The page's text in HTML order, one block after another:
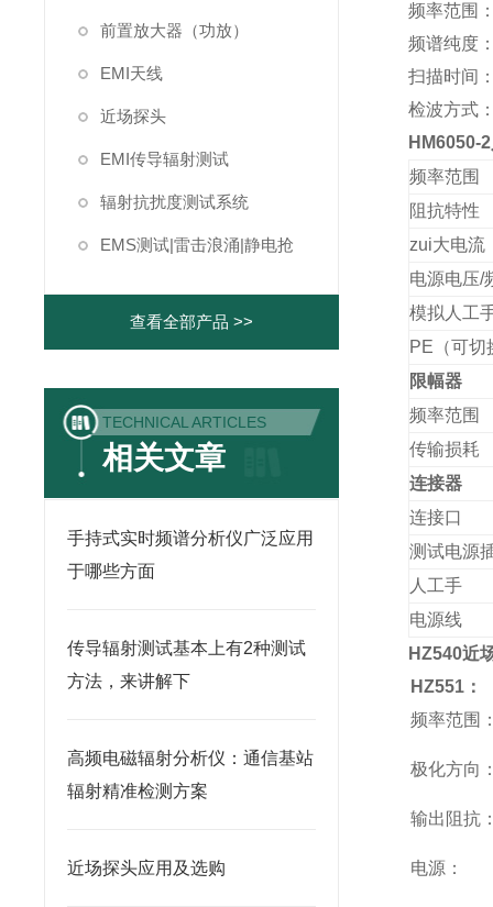
前置放大器（功放）
EMI天线
近场探头
EMI传导辐射测试
辐射抗扰度测试系统
EMS测试|雷击浪涌|静电抢
查看全部产品 >>
TECHNICAL ARTICLES
相关文章
手持式实时频谱分析仪广泛应用
于哪些方面
传导辐射测试基本上有2种测试
方法，来讲解下
高频电磁辐射分析仪：通信基站
辐射精准检测方案
近场探头应用及选购
频率范围
频谱纯度
扫描时间
检波方式
HM6050-2
频率范围
阻抗特性
zui大电流
电源电压/
模拟人工
PE （可
限幅器
频率范围
传输损耗
连接器
连接口
测试电源
人工手
电源线
HZ540近
HZ551 ：
频率范围
极化方向
输出阻抗
电源：